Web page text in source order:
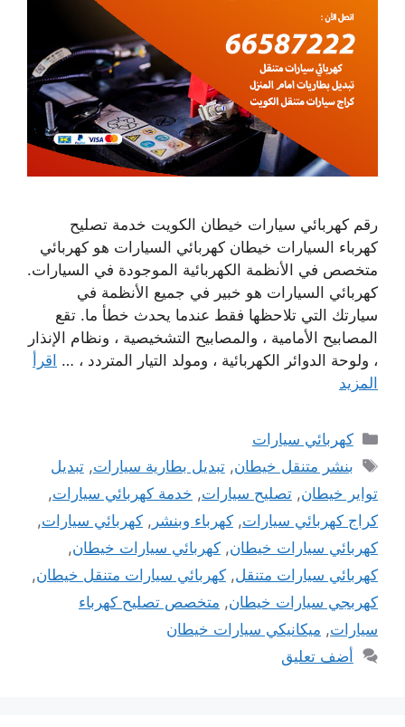
رقم كهربائي سيارات خيطان الكويت خدمة تصليح
كهرباء السيارات خيطان كهربائي السيارات هو كهربائي
متخصص في الأنظمة الكهربائية الموجودة في السيارات.
كهربائي السيارات هو خبير في جميع الأنظمة في
سيارتك التي تلاحظها فقط عندما يحدث خطأ ما. تقع
المصابيح الأمامية ، والمصابيح التشخيصية ، ونظام الإنذار
، ولوحة الدوائر الكهربائية ، ومولد التيار المتردد ، … اقرأ
المزيد
التصنيفات
كهربائي سيارات
الوسوم
بنشر متنقل خيطان,تبديل بطارية سيارات,تبديل
تواير خيطان, تصليح سيارات, خدمة كهربائي سيارات,
كراج كهربائي سيارات, كهرباء وبنشر , كهربائي سيارات,
كهربائي سيارات خيطان, كهربائي سيارات خيطان,
كهربائي سيارات متنقل, كهربائي سيارات متنقل خيطان,
كهربجي سيارات خيطان, متخصص تصليح كهرباء
سيارات, ميكانيكي سيارات خيطان
أضف تعليق